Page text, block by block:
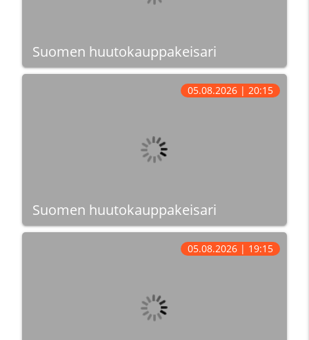
Suomen huutokauppakeisari
Suomen huutokauppakeisari
05.08.2026 | 20:15
05.08.2026 | 19:15